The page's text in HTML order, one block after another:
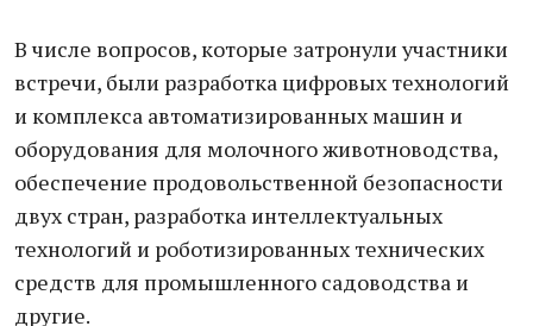
В числе вопросов, которые затронули участники
встречи, были разработка цифровых технологий
и комплекса автоматизированных машин и
оборудования для молочного животноводства,
обеспечение продовольственной безопасности
двух стран, разработка интеллектуальных
технологий и роботизированных технических
средств для промышленного садоводства и
другие.